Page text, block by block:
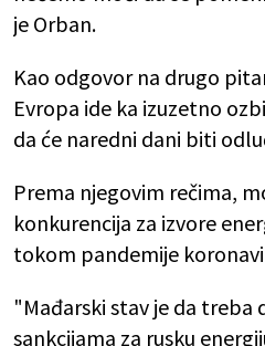
je Orban.
Kao odgovor na drugo
Evropa ide ka izuzetno
da će naredni dani biti
Prema njegovim rečima,
konkurencija za izvore
tokom pandemije
"Mađarski stav je da treba
sankcijama za rusku